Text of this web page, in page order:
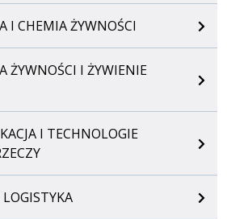
I CHEMIA ŻYWNOŚCI
ŻYWNOŚCI I ŻYWIENIE
I TECHNOLOGIE